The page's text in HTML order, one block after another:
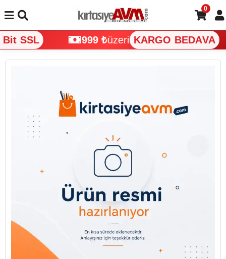
SSL 999 ₺ üzeri KARGO BEDAVA
0